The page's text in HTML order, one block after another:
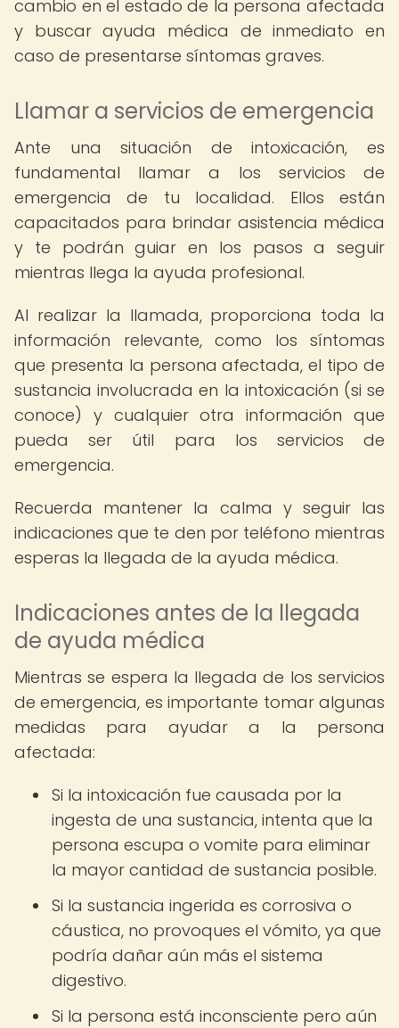
cambio en el estado de la persona afectada
y buscar ayuda médica de inmediato en
caso de presentarse síntomas graves.
Llamar a servicios de emergencia
Ante una situación de intoxicación, es
fundamental llamar a los servicios de
emergencia de tu localidad. Ellos están
capacitados para brindar asistencia médica
y te podrán guiar en los pasos a seguir
mientras llega la ayuda profesional.
Al realizar la llamada, proporciona toda la
información relevante, como los síntomas
que presenta la persona afectada, el tipo de
sustancia involucrada en la intoxicación (si se
conoce) y cualquier otra información que
pueda ser útil para los servicios de
emergencia.
Recuerda mantener la calma y seguir las
indicaciones que te den por teléfono mientras
esperas la llegada de la ayuda médica.
Indicaciones antes de la llegada
de ayuda médica
Mientras se espera la llegada de los servicios
de emergencia, es importante tomar algunas
medidas para ayudar a la persona
afectada:
Si la intoxicación fue causada por la
ingesta de una sustancia, intenta que la
persona escupa o vomite para eliminar
la mayor cantidad de sustancia posible.
Si la sustancia ingerida es corrosiva o
cáustica, no provoques el vómito, ya que
podría dañar aún más el sistema
digestivo.
Si la persona está inconsciente pero aún